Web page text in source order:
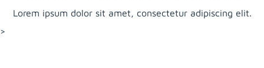
Lorem ipsum dolor sit amet, consectetur adipiscing elit.
>